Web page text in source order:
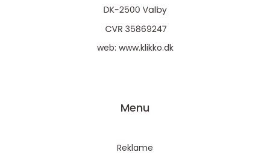
web: www.klikko.dk
Menu
Reklame